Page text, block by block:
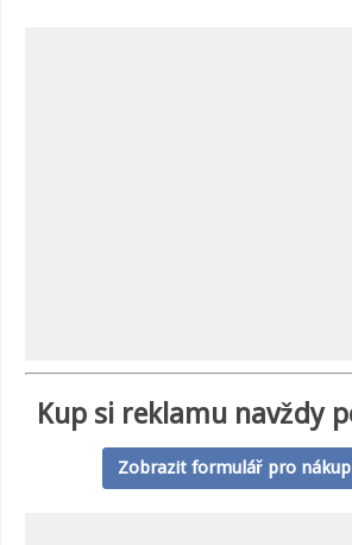
Kup si reklamu navždy
Zobrazit formulář pro nákup